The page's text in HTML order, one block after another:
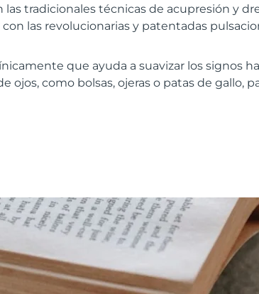
las tradicionales técnicas de acupresión y
las revolucionarias y patentadas
que ayuda a suavizar los signos
ojos, como bolsas, ojeras o patas de gallo,